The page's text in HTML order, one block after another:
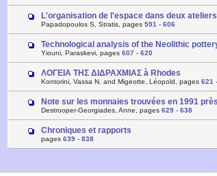
L'organisation de l'espace dans deux
Papadopoulos S, Stratis, pages 591 - 606
Technological analysis of the Neolithic
Yiouni, Paraskevi, pages 607 - 620
ΛΟΓΕΙΑ ΤΗΣ ΔΙΔΡΑΧΜΙΑΣ à Rhodes
Kontorini, Vassa N. and Migeotte, Léopold, pages 621 -
Note sur les monnaies trouvées en 1991
Destrooper-Georgiades, Anne, pages 629 - 638
Chroniques et rapports
pages 639 - 838